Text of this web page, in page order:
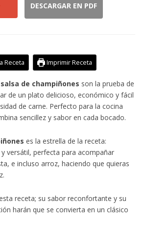
DESCARGAR EN PDF
Receta Imprimir Receta
de champiñones son la prueba de
de un plato delicioso, económico y fácil
de carne. Perfecto para la cocina
sencillez y sabor en cada bocado.
es la estrella de la receta:
versátil, perfecta para acompañar
e incluso arroz, haciendo que quieras
receta; su sabor reconfortante y su
harán que se convierta en un clásico